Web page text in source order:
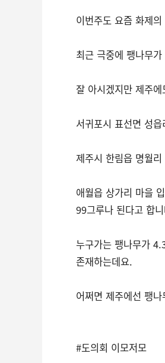
이번주도 요즘 화제
최근 극중에 팽나무
잘 아시겠지만 제주
서귀포시 표선면 성
제주시 한림읍 명월
애월읍 상가리 마을
99그루나 된다고 합
누구가는 팽나무가
존재하는데요.
어쩌면 제주에선 팽
#도의회 이모저모